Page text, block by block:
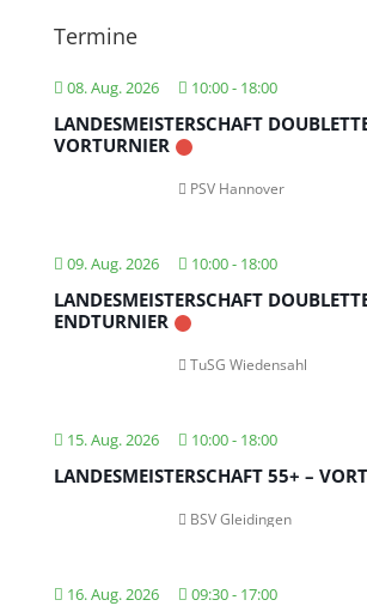
Termine
08. Aug. 2026 10:00- 18:00
LANDESMEISTERSCHAFT
VORTURNIER
PSV Hannover
09. Aug. 2026 10:00- 18:00
LANDESMEISTERSCHAFT
ENDTURNIER
TuSG Wiedensahl
15. Aug. 2026 10:00- 18:00
LANDESMEISTERSCHAFT 55+ –
BSV Gleidingen
16. Aug. 2026 09:30- 17:00